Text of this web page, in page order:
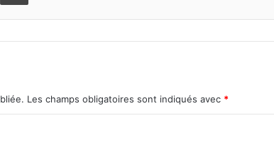
Les champs obligatoires sont indiqués avec *